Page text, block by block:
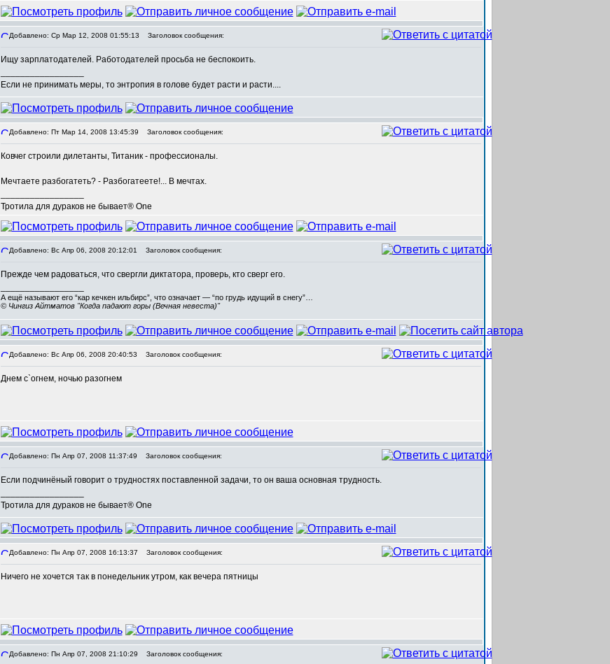
Добавлено: Ср Мар 12, 2008 01:55:13 Заголовок сообщения:
Ищу зарплатодателей. Работодателей просьба не беспокоить.
Если не принимать меры, то энтропия в голове будет расти и расти....
Добавлено: Пт Мар 14, 2008 13:45:39 Заголовок сообщения:
Ковчег строили дилетанты, Титаник - профессионалы.
Мечтаете разбогатеть? - Разбогатеете!... В мечтах.
Тротила для дураков не бывает® One
Добавлено: Вс Апр 06, 2008 20:12:01 Заголовок сообщения:
Прежде чем радоваться, что свергли диктатора, проверь, кто сверг его.
А ещё называют его “кар кечкен ильбирс”, что означает — “по грудь идущий в снегу”…
© Чингиз Айтматов "Когда падают горы (Вечная невеста)"
Добавлено: Вс Апр 06, 2008 20:40:53 Заголовок сообщения:
Днем с`огнем, ночью разогнем
Добавлено: Пн Апр 07, 2008 11:37:49 Заголовок сообщения:
Если подчинёный говорит о трудностях поставленной задачи, то он ваша основная трудность.
Тротила для дураков не бывает® One
Добавлено: Пн Апр 07, 2008 16:13:37 Заголовок сообщения:
Ничего не хочется так в понедельник утром, как вечера пятницы
Добавлено: Пн Апр 07, 2008 21:10:29 Заголовок сообщения: